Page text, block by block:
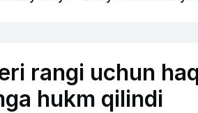
rangi uchun
hukm qilindi